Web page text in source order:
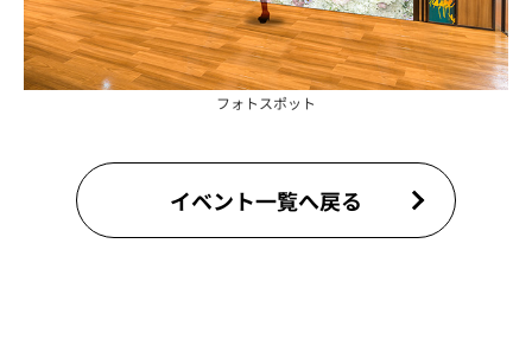
フォトスポット
イベント一覧へ戻る